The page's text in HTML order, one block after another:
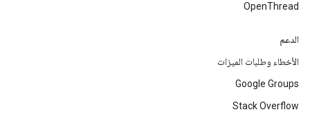
OpenThread
الدعم
الأخطاء وطلبات الميزات
Google Groups
Stack Overflow